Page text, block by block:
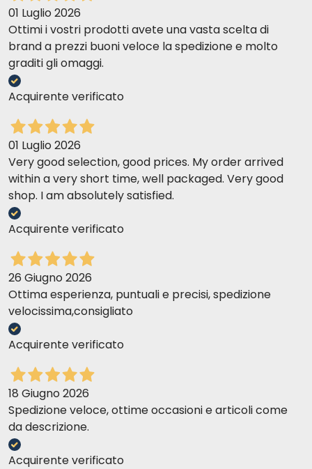
01 Luglio 2026
Ottimi i vostri prodotti avete una vasta scelta di
brand a prezzi buoni veloce la spedizione e molto
graditi gli omaggi.
Acquirente verificato
01 Luglio 2026
Very good selection, good prices. My order arrived
within a very short time, well packaged. Very good
shop. I am absolutely satisfied.
Acquirente verificato
26 Giugno 2026
Ottima esperienza, puntuali e precisi, spedizione
velocissima,consigliato
Acquirente verificato
18 Giugno 2026
Spedizione veloce, ottime occasioni e articoli come
da descrizione.
Acquirente verificato